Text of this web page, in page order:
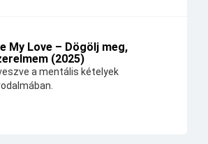
My Love – Dögölj meg,
(2025)
a mentális kételyek